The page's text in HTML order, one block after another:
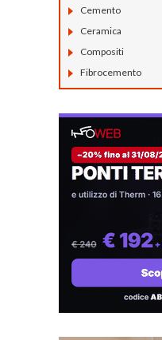
Cemento
Ceramica
Compositi
Fibrocemento